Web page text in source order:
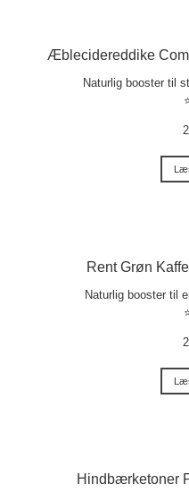
Æblecidereddike
Naturlig booster til
Rent Grøn
Naturlig booster til
Hindbærketoner